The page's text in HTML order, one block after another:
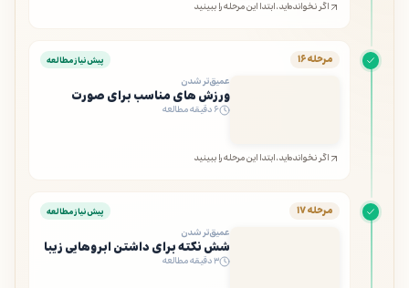
اگر نخوانده‌اید، ابتدا این مرحله را ببینید
مرحله ۱۶ پیش‌نیاز مطالعه
عمیق‌تر شدن
ورزش های مناسب برای صورت
۶ دقیقه مطالعه
اگر نخوانده‌اید، ابتدا این مرحله را ببینید
مرحله ۱۷ پیش‌نیاز مطالعه
عمیق‌تر شدن
شش نکته برای داشتن ابروهایی زیبا
۳ دقیقه مطالعه